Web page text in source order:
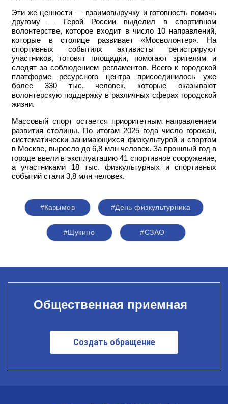
Эти же ценности — взаимовыручку и готовность помочь
другому — Герой России выделил в спортивном
волонтерстве, которое входит в число 10 направлений,
которые в столице развивает «Мосволонтер». На
спортивных событиях активисты регистрируют
участников, готовят площадки, помогают зрителям и
следят за соблюдением регламентов. Всего к городской
платформе ресурсного центра присоединилось уже
более 330 тыс. человек, которые оказывают
волонтерскую поддержку в различных сферах городской
жизни.
Массовый спорт остается приоритетным направлением
развития столицы. По итогам 2025 года число горожан,
систематически занимающихся физкультурой и спортом
в Москве, выросло до 6,8 млн человек. За прошлый год в
городе ввели в эксплуатацию 41 спортивное сооружение,
а участниками 18 тыс. физкультурных и спортивных
событий стали 3,8 млн человек.
#Казымов #День физкультурника
#Щукино #СЗАО
Общественная приемная
Создать обращение